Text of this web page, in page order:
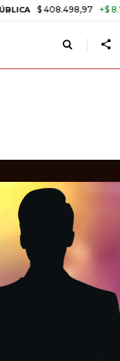
$ 408.498,97 +$ 8.753,81